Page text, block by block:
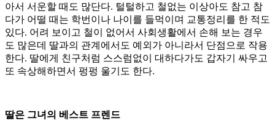
아서 서운할 때도 많단다. 털털하고 철없는 이상아도 참고 참
다가 어떨 때는 학번이나 나이를 들먹이며 교통정리를 한 적도
있다. 어려 보이고 철이 없어서 사회생활에서 손해 보는 경우
도 많은데 딸과의 관계에서도 예외가 아니라서 단점으로 작용
한다. 딸에게 친구처럼 스스럼없이 대하다가도 갑자기 싸우고
또 속상해하면서 펑펑 울기도 한다.
딸은 그녀의 베스트 프렌드